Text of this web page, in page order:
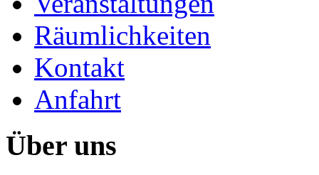
Räumlichkeiten
Kontakt
Anfahrt
Über uns